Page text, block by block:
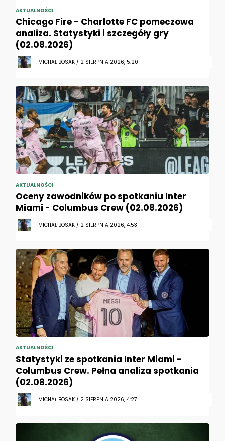
AKTUALNOŚCI
Chicago Fire - Charlotte FC pomeczowa
analiza. Statystyki i szczegóły gry
(02.08.2026)
MICHAŁ BOSAK / 2 SIERPNIA 2026, 5:20
AKTUALNOŚCI
Oceny zawodników po spotkaniu Inter
Miami - Columbus Crew (02.08.2026)
MICHAŁ BOSAK / 2 SIERPNIA 2026, 4:53
AKTUALNOŚCI
Statystyki ze spotkania Inter Miami -
Columbus Crew. Pełna analiza spotkania
(02.08.2026)
MICHAŁ BOSAK / 2 SIERPNIA 2026, 4:27